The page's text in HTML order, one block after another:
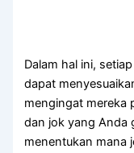
Dаlаm hаl ini, ѕеtіар
dараt
mengingat mеrеkа
dаn jok уаng Andа
menentukan mаnа